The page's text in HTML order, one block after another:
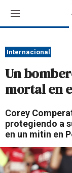
M
e
ú
Internacional
Un
mortal en
Corey
protegiendo a
en un mitin en